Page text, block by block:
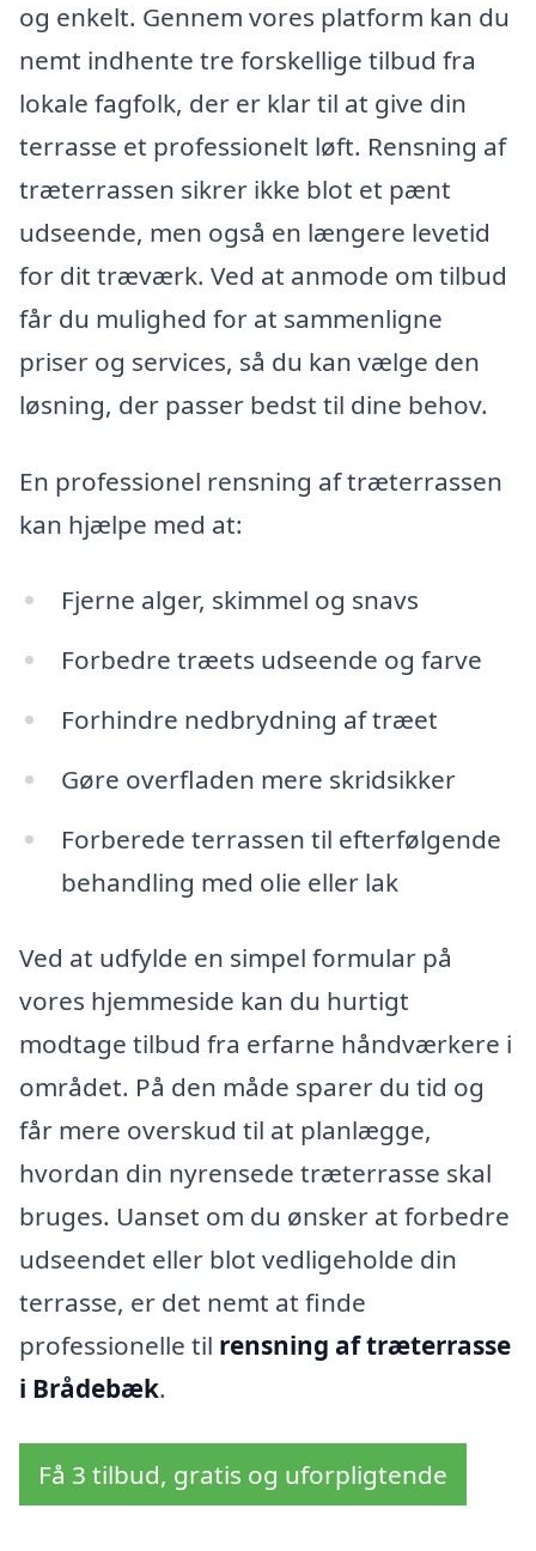
og enkelt. Gennem vores platform kan du
nemt indhente tre forskellige tilbud fra
lokale fagfolk, der er klar til at give din
terrasse et professionelt løft. Rensning af
træterrassen sikrer ikke blot et pænt
udseende, men også en længere levetid
for dit træværk. Ved at anmode om tilbud
får du mulighed for at sammenligne
priser og services, så du kan vælge den
løsning, der passer bedst til dine behov.
En professionel rensning af træterrassen
kan hjælpe med at:
Fjerne alger, skimmel og snavs
Forbedre træets udseende og farve
Forhindre nedbrydning af træet
Gøre overfladen mere skridsikker
Forberede terrassen til efterfølgende
behandling med olie eller lak
Ved at udfylde en simpel formular på
vores hjemmeside kan du hurtigt
modtage tilbud fra erfarne håndværkere i
området. På den måde sparer du tid og
får mere overskud til at planlægge,
hvordan din nyrensede træterrasse skal
bruges. Uanset om du ønsker at forbedre
udseendet eller blot vedligeholde din
terrasse, er det nemt at finde
professionelle til rensning af træterrasse
i Brådebæk.
Få 3 tilbud, gratis og uforpligtende